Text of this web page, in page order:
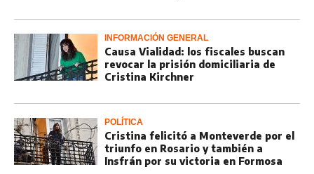
INFORMACIÓN GENERAL
Causa Vialidad: los fiscales buscan
revocar la prisión domiciliaria de
Cristina Kirchner
POLÍTICA
Cristina felicitó a Monteverde por el
triunfo en Rosario y también a
Insfrán por su victoria en Formosa